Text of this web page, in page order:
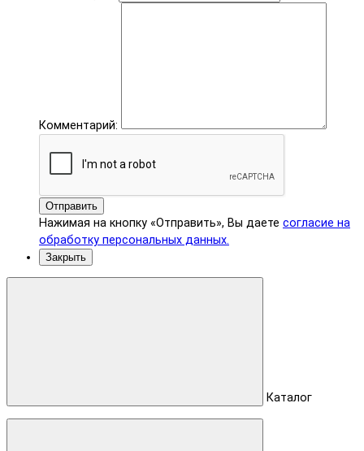
Комментарий:
Отправить
Нажимая на кнопку «Отправить», Вы даете согласие на
обработку персональных данных.
Закрыть
Каталог